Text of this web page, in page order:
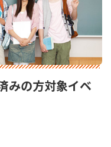
みの方対象イベ